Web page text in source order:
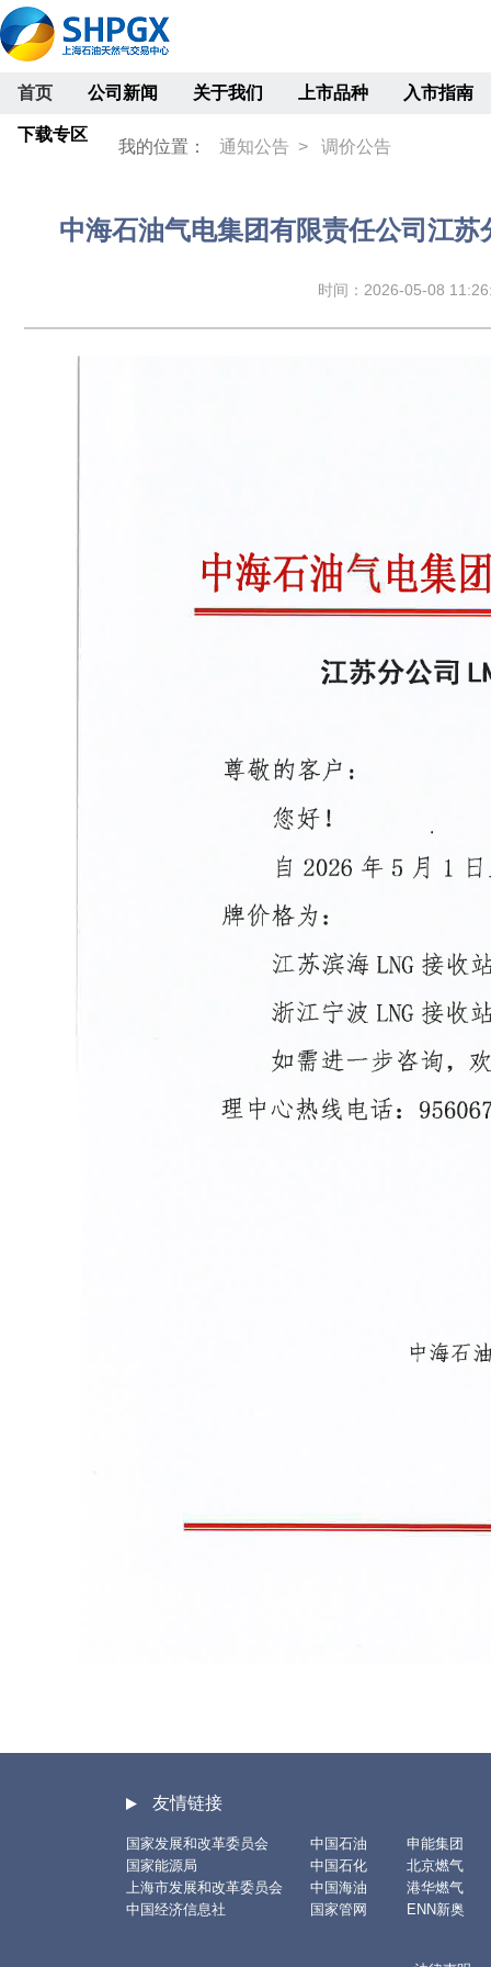
首页 公司新闻 关于我们 上市品种 入市指南
下载专区
我的位置： 通知公告 > 调价公告
中海石油气电集团有限责任公司江
时间：2026-05-08
友情链接
国家发展和改革委员会
国家能源局
上海市发展和改革委员会
中国经济信息社
中国石油
中国石化
中国海油
国家管网
申能集团
北京燃气
港华燃气
ENN新奥